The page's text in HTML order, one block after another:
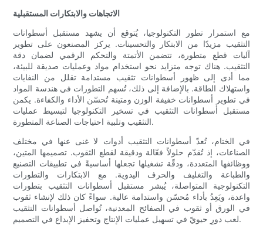
الاتجاهات والابتكارات المستقبلية
مع استمرار تطور التكنولوجيا، يُتوقع أن يشهد مستقبل أسطوانات
التثقيب مزيدًا من الابتكار والتحسينات. يركز المصنعون على تطوير
آليات قطع متطورة، تتضمن الأتمتة والتحكم الرقمي لضمان دقة
التثقيب. هناك توجه متزايد نحو استخدام مواد وعمليات صديقة للبيئة،
مما أدى إلى ظهور أسطوانات تثقيب مستدامة تقلل من النفايات
واستهلاك الطاقة. بالإضافة إلى ذلك، تُسهم التطورات في هندسة المواد
في تطوير أسطوانات خفيفة الوزن ومتينة تُحسّن الأداء والكفاءة. يكمن
مستقبل أسطوانات التثقيب في تسخير التكنولوجيا لتبسيط عمليات
التثقيب وتلبية احتياجات الصناعة المتطورة.
في الختام، تُعدّ أسطوانات التثقيب أدوات لا غنى عنها في مختلف
الصناعات، إذ تُقدّم حلولاً فعّالة ودقيقة لقطع الثقوب. تصميمها المتين،
ووظائفها المتعددة، ودقّة تشغيلها تجعلها أساسيةً في تطبيقات التصنيع
والطباعة والتغليف والحرف اليدوية. مع الابتكارات والتطورات
التكنولوجية المتواصلة، يُبشر مستقبل أسطوانات التثقيب بتطورات
واعدة، ويَعِدُ بأداء مُحسّن واستدامة عالية. سواءً كان ذلك لإنشاء ثقوب
في الورق أو ثقوب في الصفائح المعدنية، تُواصل أسطوانات التثقيب
لعب دورٍ حيويّ في تسهيل عمليات الإنتاج وتحفيز الإبداع في التصميم.